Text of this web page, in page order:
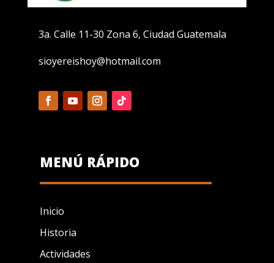
3a. Calle 11-30 Zona 6, Ciudad Guatemala
sioyereishoy@hotmail.com
MENÚ RÁPIDO
Inicio
Historia
Actividades